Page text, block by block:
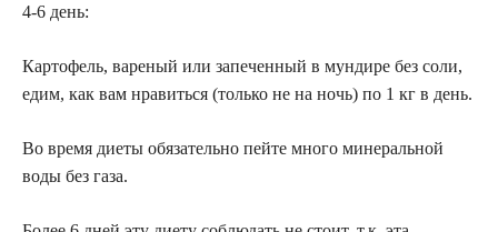
4-6 день:
Картофель, вареный или запеченный в мундире без соли,
едим, как вам нравиться (только не на ночь) по 1 кг в день.
Во время диеты обязательно пейте много минеральной
воды без газа.